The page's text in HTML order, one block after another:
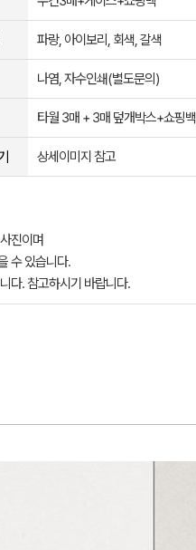
파랑, 아이보리, 회색, 갈색
나염, 자수인쇄(별도문의)
타월 3매 + 3매 덮개박스+쇼핑백
상세이미지 참고
진이며
수 있습니다.
다. 참고하시기 바랍니다.